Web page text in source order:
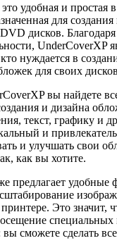
удобная и простая
для
дисков. Благодаря
UnderCoverXP
нуждается в
для своих
вы найдете
и дизайна
текст, графику и
и
и улучшать свои
как вы хотите.
предлагает удобные
Это значит,
специальных
сможете сделать